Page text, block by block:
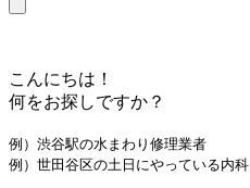
こんにちは！
何をお探しですか？
例）渋谷駅の水まわり修理業者
例）世田谷区の土日にやっている内科